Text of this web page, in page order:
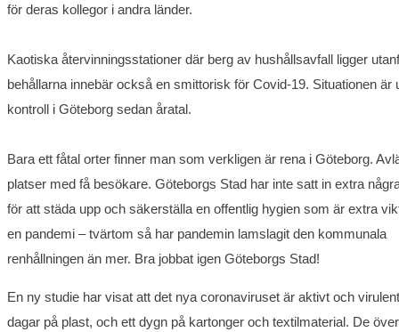
för deras kollegor i andra länder.
Kaotiska återvinningsstationer där berg av hushållsavfall ligger
behållarna innebär också en smittorisk för Covid-19. Situationen är
kontroll i Göteborg sedan åratal.
Bara ett fåtal orter finner man som verkligen är rena i Göteborg.
platser med få besökare. Göteborgs Stad har inte satt in extra
för att städa upp och säkerställa en offentlig hygien som är extra
en pandemi – tvärtom så har pandemin lamslagit den kommunala
renhållningen än mer. Bra jobbat igen Göteborgs Stad!
En ny studie har visat att det nya coronaviruset är aktivt och
dagar på plast, och ett dygn på kartonger och textilmaterial. De